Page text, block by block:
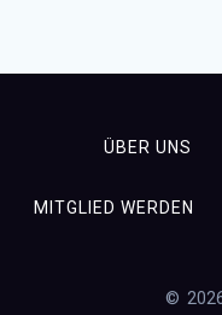
ÜBER UNS
MITGLIED WERDEN
© 2026